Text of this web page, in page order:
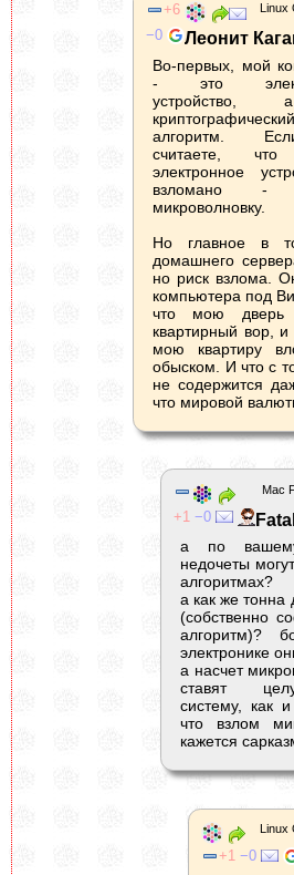
Linux
6
0
Леонит
Во-первых, мой
- это
криптографический
алгоритм.
считаете,
электронное
взломано -
микроволновку.
Но главное в
домашнего
но риск взлома.
компьютера под
что мою дверь
квартирный вор,
мою квартиру
обыском. И что с
не содержится
что мировой
Mac
1 0
а по
недочеты
алгоритмах?
а как же тонна
(собственно
алгоритм)?
электронике
а насчет
ставят
систему, как
что взлом
кажется
1 0